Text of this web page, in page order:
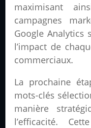
maximisant
campagnes
Google Analytics
l’impact de
commerciaux.
La prochaine
mots-clés
manière
l’efficacité.